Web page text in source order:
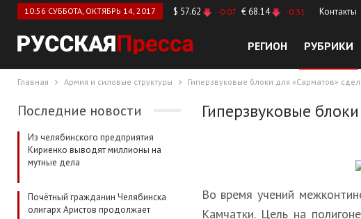
10:56 СУББОТА, ОКТЯБРЬ 14, 2017 $ 57.62 -0.07 € 68.14 -0.31 Контакты
РЕГИОН РУБРИКИ
Главная Армия и силовые структуры Гиперзвуковые блоки для «Сарматов»
Гиперзвуковые
Во время учений
Камчатки. Цель на
Последние новости
Из челябинского предприятия
Кириенко выводят миллионы на
мутные дела
Почётный гражданин Челябинска
олигарх Аристов продолжает